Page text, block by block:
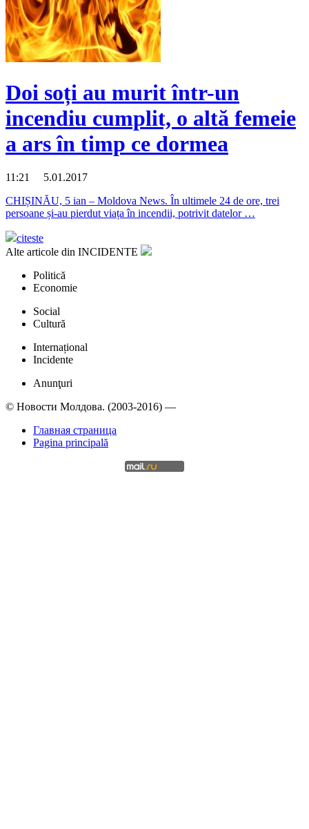
Doi soți au murit într-un
incendiu cumplit, o altă femeie
a ars în timp ce dormea
11:21 5.01.2017
CHIȘINĂU, 5 ian – Moldova News. În ultimele 24 de ore, trei
persoane și-au pierdut viața în incendii, potrivit datelor …
citeste
Alte articole din INCIDENTE
Politică
Economie
Social
Cultură
Internațional
Incidente
Anunţuri
© Новости Молдова. (2003-2016) —
Главная страница
Pagina principală